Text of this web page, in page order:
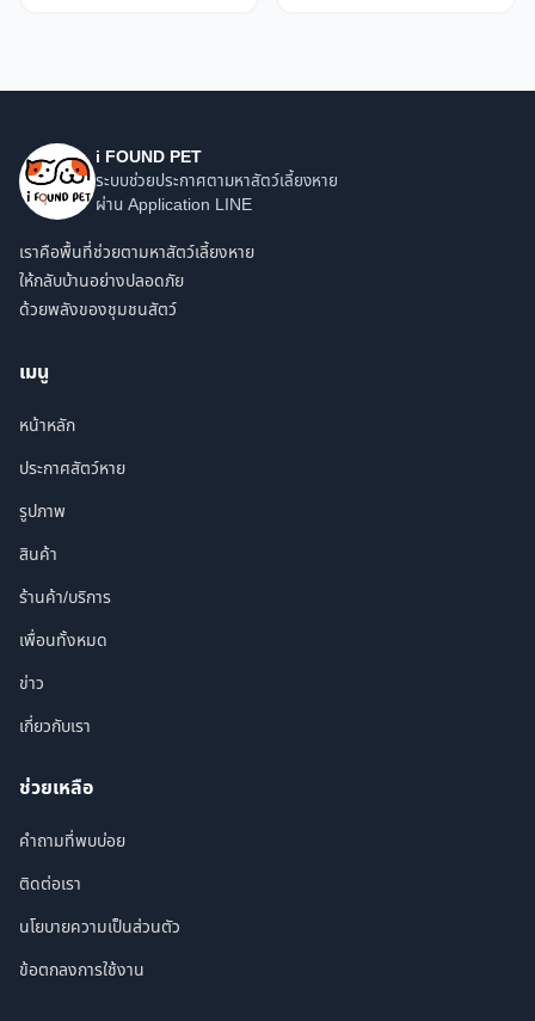
i FOUND PET
ระบบช่วยประกาศตามหาสัตว์เลี้ยงหาย
ผ่าน Application LINE
เราคือพื้นที่ช่วยตามหาสัตว์เลี้ยงหาย
ให้กลับบ้านอย่างปลอดภัย
ด้วยพลังของชุมชนสัตว์
เมนู
หน้าหลัก
ประกาศสัตว์หาย
รูปภาพ
สินค้า
ร้านค้า/บริการ
เพื่อนทั้งหมด
ข่าว
เกี่ยวกับเรา
ช่วยเหลือ
คำถามที่พบบ่อย
ติดต่อเรา
นโยบายความเป็นส่วนตัว
ข้อตกลงการใช้งาน